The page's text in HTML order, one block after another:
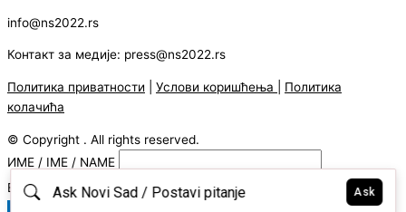
info@ns2022.rs
Контакт за медије: press@ns2022.rs
Политика приватности Услови коришћења
Политика
колачића
© Copyright . All rights reserved.
ИМЕ / IME / NAME
E-MAIL